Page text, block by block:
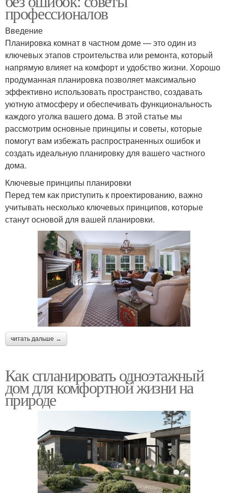
профессионалов
Введение
Планировка комнат в частном доме — это один из
ключевых этапов строительства или ремонта, который
напрямую влияет на комфорт и удобство жизни. Хорошо
продуманная планировка позволяет максимально
эффективно использовать пространство, создавать
уютную атмосферу и обеспечивать функциональность
каждого уголка вашего дома. В этой статье мы
рассмотрим основные принципы и советы, которые
помогут вам избежать распространенных ошибок и
создать идеальную планировку для вашего частного
дома.
Ключевые принципы планировки
Перед тем как приступить к проектированию, важно
учитывать несколько ключевых принципов, которые
станут основой для вашей планировки.
читать дальше →
Как спланировать одноэтажный
дом для комфортной жизни на
природе